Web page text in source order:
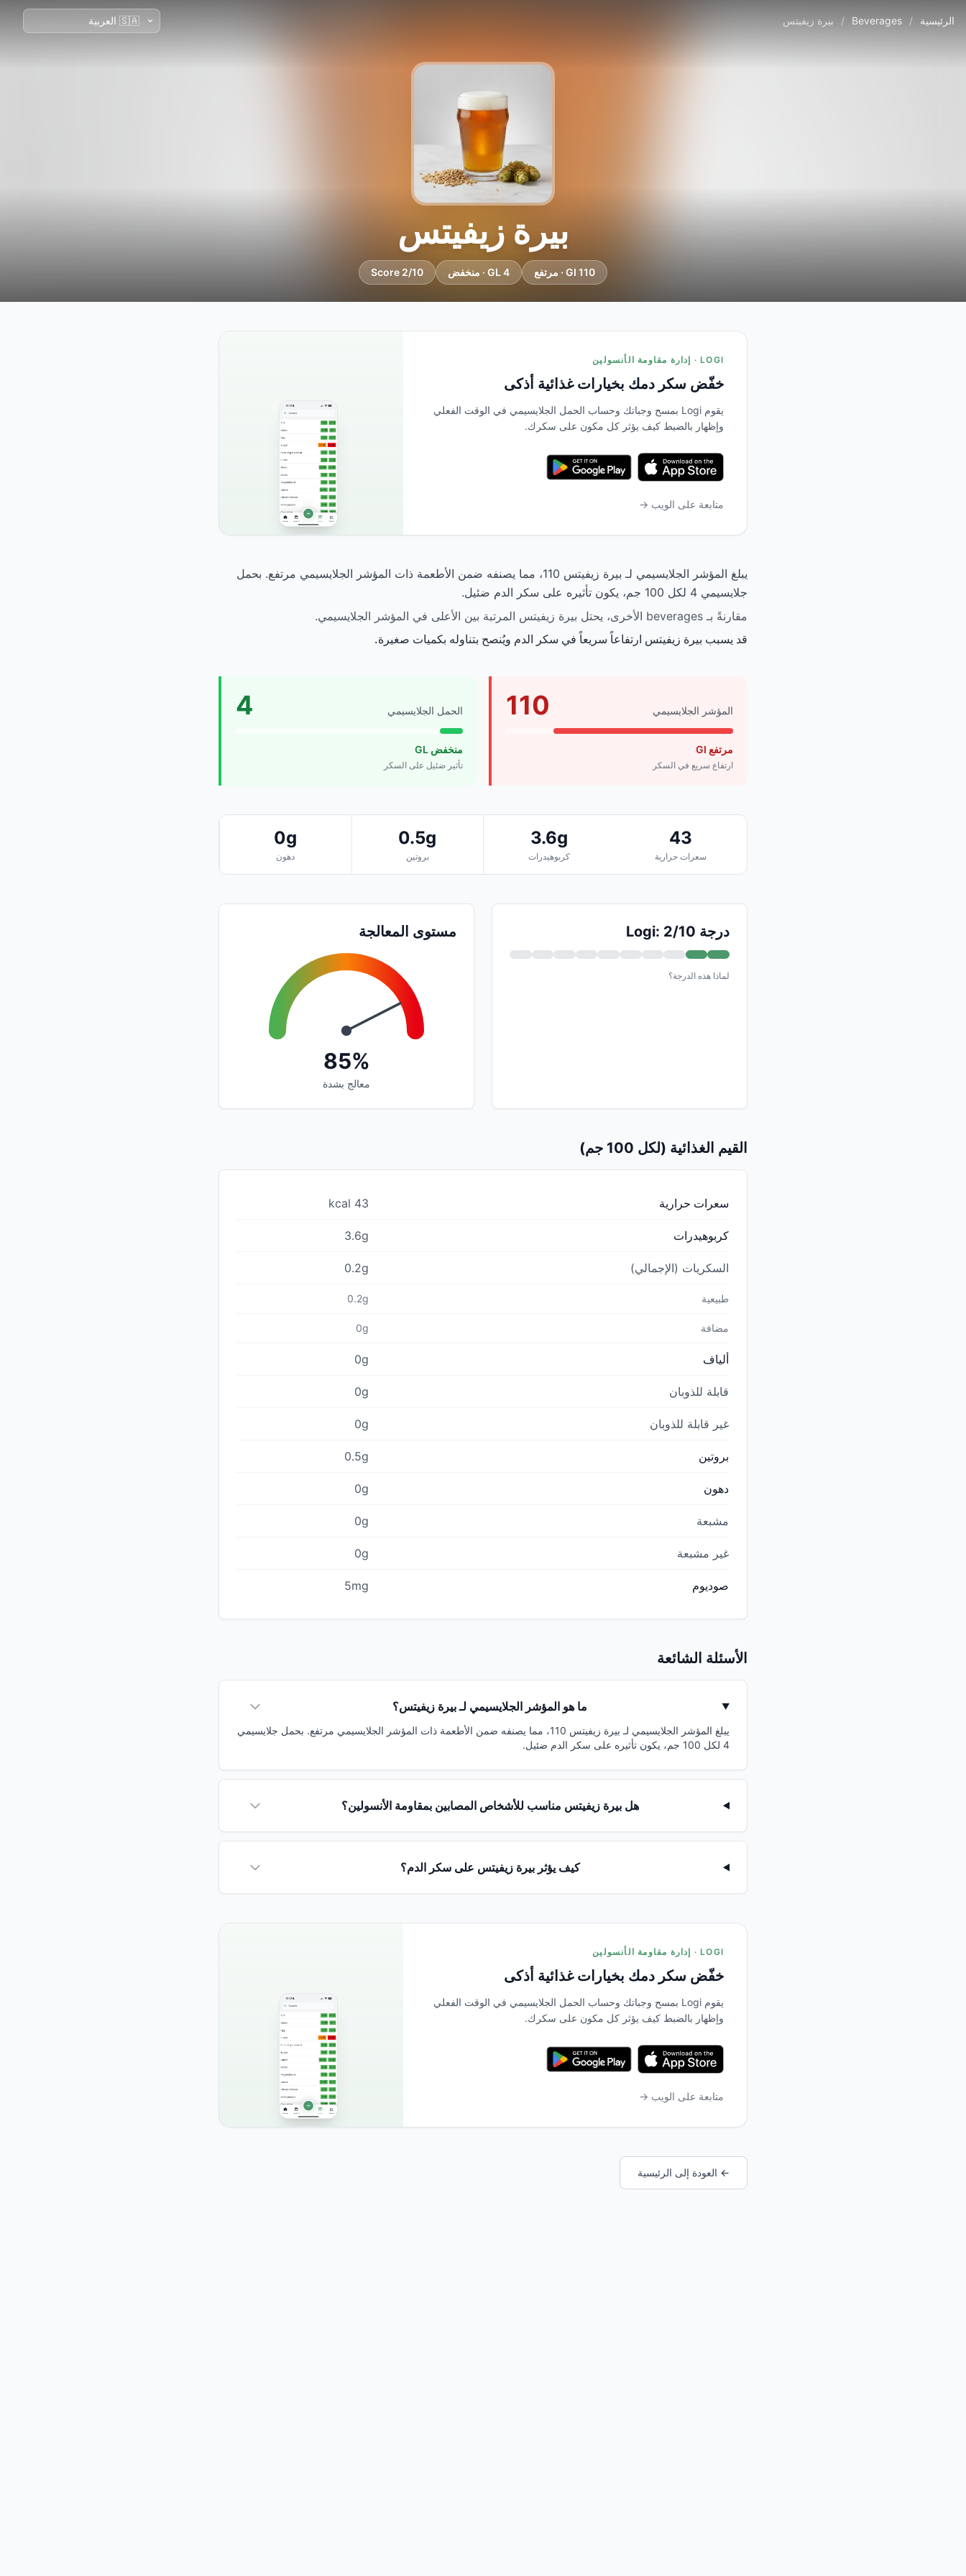
الرئيسية /
Beverages
/ بيرة زيفيتس
بيرة زيفيتس
GI 110 · مرتفع GL 4 · منخفض Score 2/10
LOGI · إدارة مقاومة الأنسولين
خفّض سكر دمك بخيارات غذائية أذكى
يقوم Logi بمسح وجباتك وحساب الحمل الجلايسيمي في الوقت الفعلي
وإظهار بالضبط كيف يؤثر كل مكون على سكرك.
متابعة على الويب →
يبلغ المؤشر الجلايسيمي لـ بيرة زيفيتس 110، مما يصنفه ضمن الأطعمة ذات المؤشر الجلايسيمي مرتفع. بحمل
جلايسيمي 4 لكل 100 جم، يكون تأثيره على سكر الدم ضئيل.
مقارنةً بـ beverages الأخرى، يحتل بيرة زيفيتس المرتبة بين الأعلى في المؤشر الجلايسيمي.
قد يسبب بيرة زيفيتس ارتفاعاً سريعاً في سكر الدم ويُنصح بتناوله بكميات صغيرة.
المؤشر الجلايسيمي 110
مرتفع GI
ارتفاع سريع في السكر
الحمل الجلايسيمي 4
منخفض GL
تأثير ضئيل على السكر
43
سعرات حرارية
3.6g
كربوهيدرات
0.5g
بروتين
0g
دهون
درجة Logi: 2/10
لماذا هذه الدرجة؟
مستوى المعالجة
85%
معالج بشدة
القيم الغذائية (لكل 100 جم)
سعرات حرارية 43 kcal
كربوهيدرات 3.6g
السكريات (الإجمالي) 0.2g
طبيعية 0.2g
مضافة 0g
ألياف 0g
قابلة للذوبان 0g
غير قابلة للذوبان 0g
بروتين 0.5g
دهون 0g
مشبعة 0g
غير مشبعة 0g
صوديوم 5mg
الأسئلة الشائعة
ما هو المؤشر الجلايسيمي لـ بيرة زيفيتس؟
يبلغ المؤشر الجلايسيمي لـ بيرة زيفيتس 110، مما يصنفه ضمن الأطعمة ذات المؤشر الجلايسيمي مرتفع. بحمل جلايسيمي
4 لكل 100 جم، يكون تأثيره على سكر الدم ضئيل.
هل بيرة زيفيتس مناسب للأشخاص المصابين بمقاومة الأنسولين؟
كيف يؤثر بيرة زيفيتس على سكر الدم؟
LOGI · إدارة مقاومة الأنسولين
خفّض سكر دمك بخيارات غذائية أذكى
يقوم Logi بمسح وجباتك وحساب الحمل الجلايسيمي في الوقت الفعلي
وإظهار بالضبط كيف يؤثر كل مكون على سكرك.
متابعة على الويب →
← العودة إلى الرئيسية